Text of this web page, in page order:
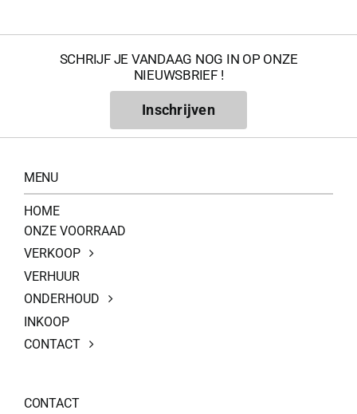
SCHRIJF JE VANDAAG NOG IN OP ONZE
NIEUWSBRIEF !
Inschrijven
MENU
HOME
ONZE VOORRAAD
VERKOOP
VERHUUR
ONDERHOUD
INKOOP
CONTACT
CONTACT